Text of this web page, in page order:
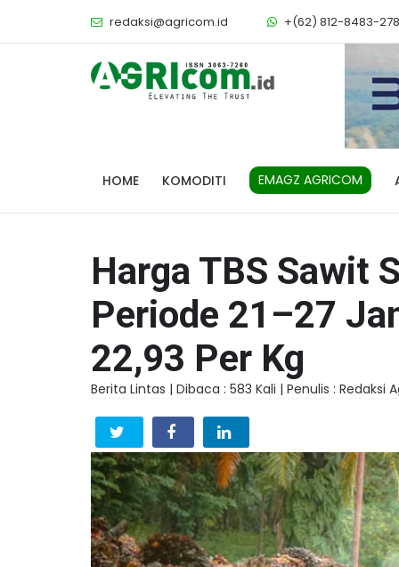
redaksi@agricom.id +(62) 812-8483-
HOME KOMODITI EMAGZ AGRICOM
Harga TBS Sawit
Periode 21–27
22,93 Per Kg
Berita Lintas | Dibaca : 583 Kali | Penulis : Redaksi